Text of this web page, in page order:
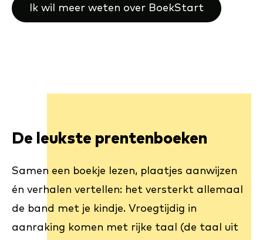
Ik wil meer weten over BoekStart
De leukste prentenboeken
Samen een boekje lezen, plaatjes aanwijzen
én verhalen vertellen: het versterkt allemaal
de band met je kindje. Vroegtijdig in
aanraking komen met rijke taal (de taal uit